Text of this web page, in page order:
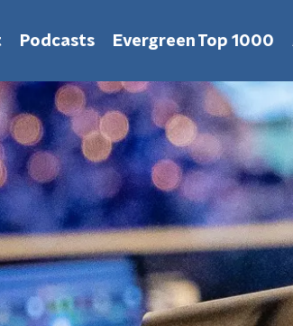
Podcasts Evergreen Top 1000